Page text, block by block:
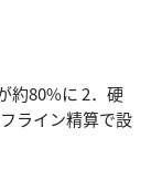
約80%に 2．硬
ライン精算で設